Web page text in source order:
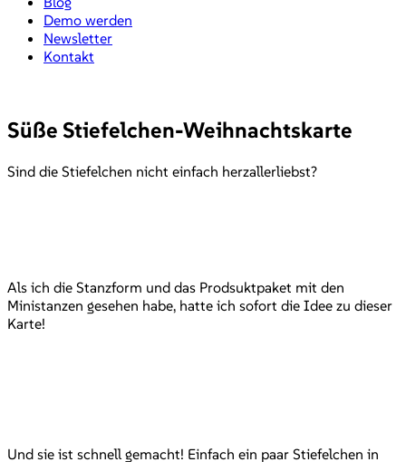
Demo werden
Newsletter
Kontakt
Süße Stiefelchen-Weihnachtskarte
Sind die Stiefelchen nicht einfach herzallerliebst?
Als ich die Stanzform und das Prodsuktpaket mit den
Ministanzen gesehen habe, hatte ich sofort die Idee zu dieser
Karte!
Und sie ist schnell gemacht! Einfach ein paar Stiefelchen in